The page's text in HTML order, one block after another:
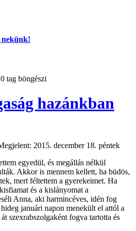
tag böngészi
hazánkban
2015. december 18. péntek
egyedül, és megállás nélkül
Akkor is mennem kellett, ha büdös,
mert féltettem a gyerekeimet. Ha
és a kislányomat a
Anna, aki harmincéves, idén fog
januári napon menekült el attól a
szexrabszolgaként fogva tartotta és